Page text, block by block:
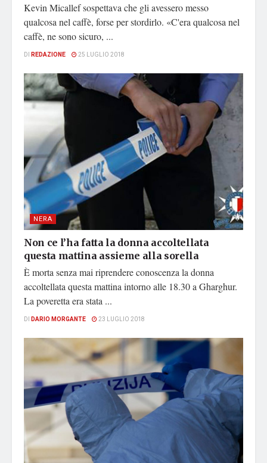
Kevin Micallef sospettava che gli avessero messo
qualcosa nel caffè, forse per stordirlo. «C'era qualcosa nel
caffè, ne sono sicuro, ...
DI REDAZIONE 25 LUGLIO 2018
NERA
Non ce l’ha fatta la donna accoltellata
questa mattina assieme alla sorella
È morta senza mai riprendere conoscenza la donna
accoltellata questa mattina intorno alle 18.30 a Gharghur.
La poveretta era stata ...
DI DARIO MORGANTE 23 LUGLIO 2018